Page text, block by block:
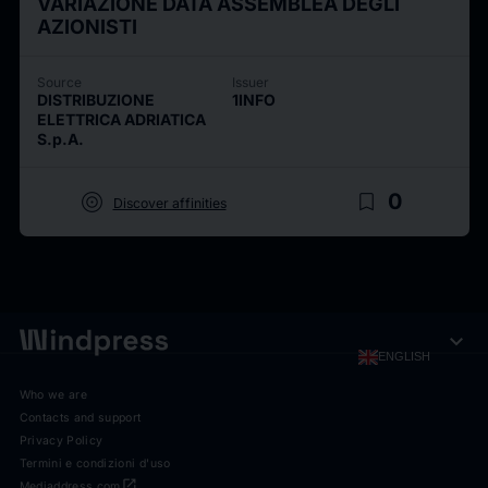
AZIONISTI
Source
DISTRIBUZIONE
ELETTRICA ADRIATICA
S.p.A.
Issuer
1INFO
target Discover affinities bookmark_border 0
ENGLISH expand_more
Who we are
Contacts and support
Privacy Policy
Termini e condizioni d'uso